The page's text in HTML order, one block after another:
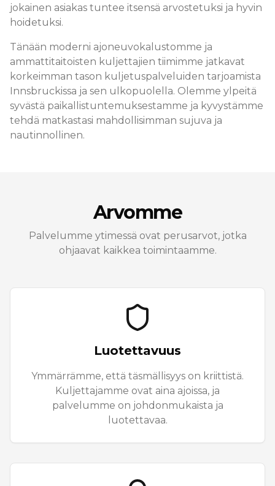
jokainen asiakas tuntee itsensä arvostetuksi ja hyvin
hoidetuksi.
Tänään moderni ajoneuvokalustomme ja
ammattitaitoisten kuljettajien tiimimme jatkavat
korkeimman tason kuljetuspalveluiden tarjoamista
Innsbruckissa ja sen ulkopuolella. Olemme ylpeitä
syvästä paikallistuntemuksestamme ja kyvystämme
tehdä matkastasi mahdollisimman sujuva ja
nautinnollinen.
Arvomme
Palvelumme ytimessä ovat perusarvot, jotka
ohjaavat kaikkea toimintaamme.
Luotettavuus
Ymmärrämme, että täsmällisyys on kriittistä.
Kuljettajamme ovat aina ajoissa, ja
palvelumme on johdonmukaista ja
luotettavaa.